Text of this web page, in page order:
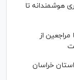
هوشمندانه تا
از
خراسان